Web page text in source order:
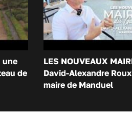
une
de
LES NOUVEAUX
David-Alexandre
maire de Manduel